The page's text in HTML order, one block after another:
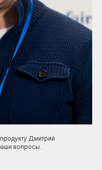
Дмитрий
вопросы.